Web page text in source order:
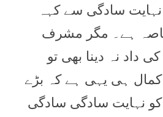
سادگی سے کہہ
ہے۔ مگر مشرف
داد نہ دینا بھی تو
کمال ہی یہی ہے کہ بڑے
نہایت سادگی سادگی